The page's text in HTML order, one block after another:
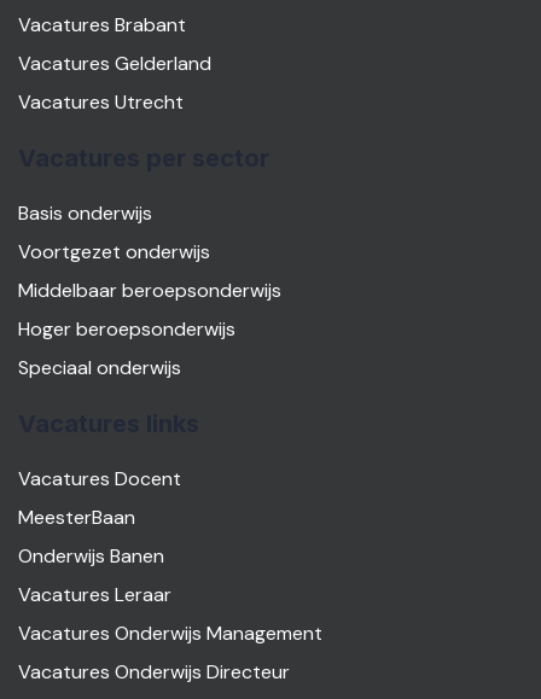
Vacatures Brabant
Vacatures Gelderland
Vacatures Utrecht
Basis onderwijs
Voortgezet onderwijs
Middelbaar beroepsonderwijs
Hoger beroepsonderwijs
Speciaal onderwijs
Vacatures Docent
MeesterBaan
Onderwijs Banen
Vacatures Leraar
Vacatures Onderwijs Management
Vacatures Onderwijs Directeur